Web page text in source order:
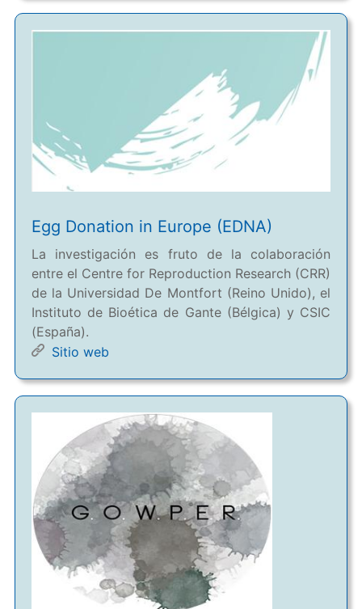
Egg Donation in Europe (EDNA)
La investigación es fruto de la colaboración
entre el Centre for Reproduction Research (CRR)
de la Universidad De Montfort (Reino Unido), el
Instituto de Bioética de Gante (Bélgica) y CSIC
(España).
Sitio web